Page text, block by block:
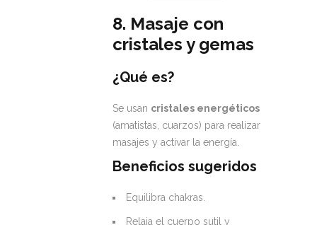
8. Masaje con
cristales y gemas
¿Qué es?
Se usan cristales energéticos
(amatistas, cuarzos) para realizar
masajes y activar la energía.
Beneficios sugeridos
Equilibra chakras.
Relaja el cuerpo sutil y